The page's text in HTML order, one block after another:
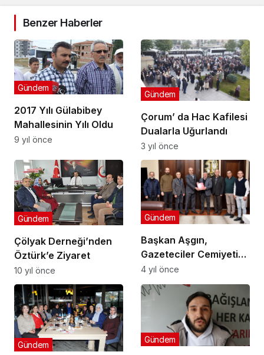
Benzer Haberler
2017 Yılı Gülabibey
Mahallesinin Yılı Oldu
Gündem
9 yıl önce
Çorum’ da Hac Kafilesi
Dualarla Uğurlandı
Gündem
3 yıl önce
Çölyak Derneği’nden
Öztürk’e Ziyaret
Gündem
10 yıl önce
Başkan Aşgın,
Gazeteciler Cemiyeti
Yönetimini Kutladı
Gündem
4 yıl önce
Gündem
Gündem